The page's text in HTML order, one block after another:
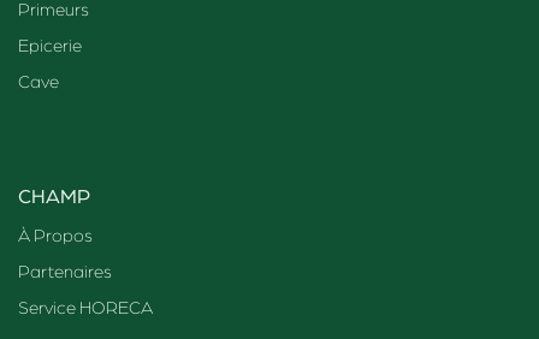
Primeurs
Epicerie
Cave
CHAMP
À Propos
Partenaires
Service HORECA